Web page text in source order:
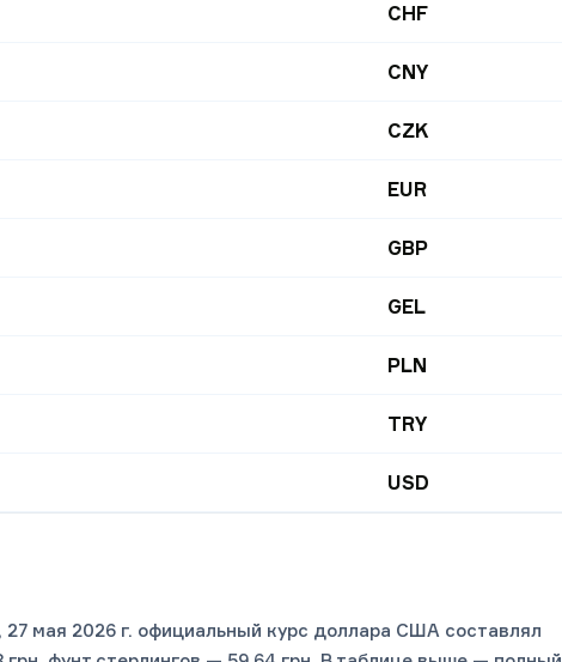
CHF
CNY
CZK
EUR
GBP
GEL
PLN
TRY
USD
мая 2026 г. официальный курс доллара США составлял